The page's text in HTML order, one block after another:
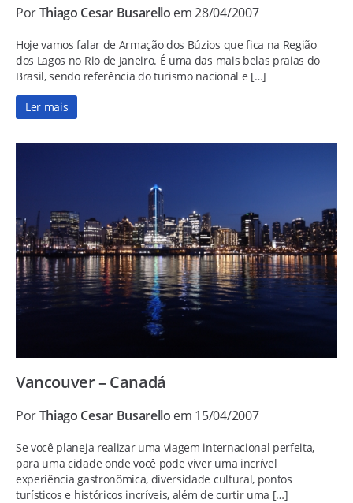
PorThiago Cesar Busarello em 28/04/2007
Hoje vamos falar de Armação dos Búzios que fica na Região
dos Lagos no Rio de Janeiro. É uma das mais belas praias do
Brasil, sendo referência do turismo nacional e […]
Ler mais
Vancouver – Canadá
PorThiago Cesar Busarello em 15/04/2007
Se você planeja realizar uma viagem internacional perfeita,
para uma cidade onde você pode viver uma incrível
experiência gastronômica, diversidade cultural, pontos
turísticos e históricos incríveis, além de curtir uma […]